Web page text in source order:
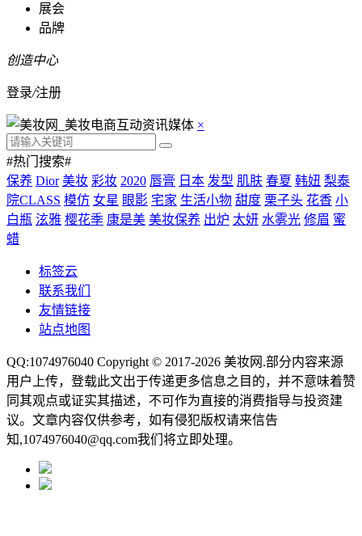
展会
品牌
创造中心
登录/注册
×
#热门搜索#
保养 Dior 美妆 彩妆 2020 唇膏 日本 发型 肌肤 春夏 韩妞 梨泰
院CLASS 模仿 女星 眼影 宅家 生活小物 甜度 栗子头 花香 小
白瓶 泫雅 樱花季 康是美 美妆保养 出炉 太妍 水雾光 修眉 蜜
蜡
标签云
联系我们
友情链接
站点地图
QQ:1074976040 Copyright © 2017-2026 美妆网 .部分内容来源
用户上传，登载此文出于传递更多信息之目的，并不意味着赞
同其观点或证实其描述，不可作为直接的消费指导与投资建
议。文章内容仅供参考，如有侵犯版权请来信告
知,1074976040@qq.com我们将立即处理。